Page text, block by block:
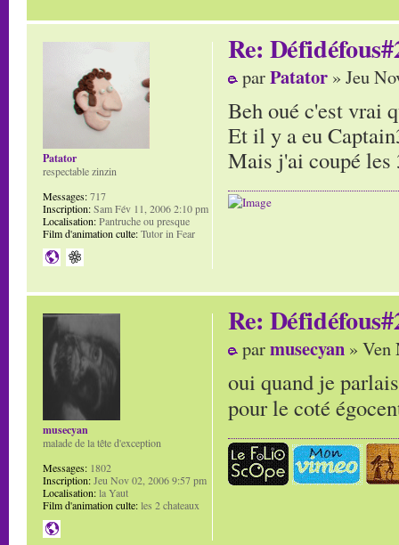
Re:
parPatator » Jeu
Beh oué c'est vrai
Et il y a eu
Mais j'ai coupé
Patator
respectable zinzin
Messages:717
Inscription:Sam Fév 11, 2006 2:10 pm
Localisation:Pantruche ou presque
Film d'animation culte:Tutor in Fear
Re:
parmusecyan » Ven
oui quand je
pour le coté
musecyan
malade de la tête d'exception
Messages: 1802
Inscription:Jeu Nov 02, 2006 9:57 pm
Localisation:la Yaut
Film d'animation culte:les 2 chateaux